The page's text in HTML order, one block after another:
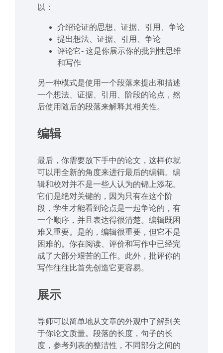
以：
介绍论证的思想、证据、引用、争论
提出想法、证据、引用、争论
评论它- 这是你展示你的批判性思维
和写作
另一种模式是使用一个段落来提出和描述
一个想法、证据、引用、阶段的论点，然
后使用随后的段落来解释其相关性。
编辑
最后，你需要放下手中的论文，这样你就
可以用全新的角度来进行最后的编辑。编
辑和校对并不是一些人认为的锦上添花。
它们是绝对关键的，因为只有在这个阶
段，学生才能看到论点是一起争论的，有
一个顺序，并且表达得很清楚。编辑既困
难又重要。是的，编辑很重要，但它不是
困难的。你在阅读、评价和写作中已经完
成了大部分艰苦的工作。此外，批评你的
写作往往比首先创造它更容易。
展示
导师可以简单地从文章的外观中了解到关
于你论文质量。段落的长度，句子的长
度，参考列表的整洁性，不同部分之间的